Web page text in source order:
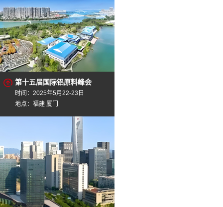
第十五届国际铝原料峰会
时间：2025年5月22-23日
地点：福建 厦门